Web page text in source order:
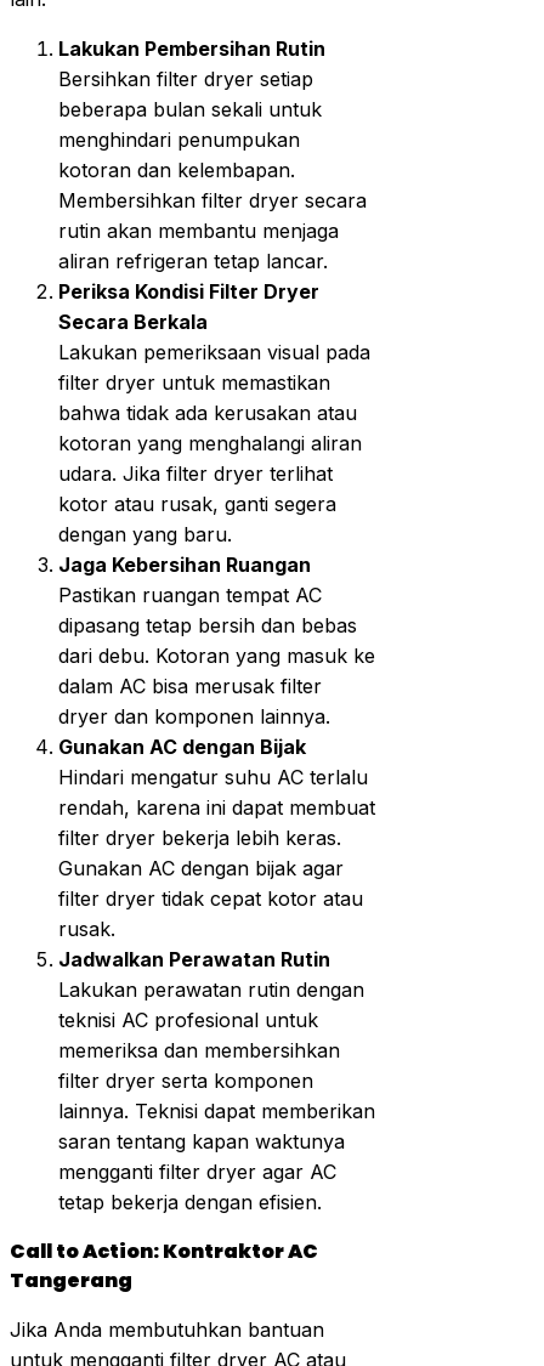
Lakukan Pembersihan Rutin
Bersihkan filter dryer setiap
beberapa bulan sekali untuk
menghindari penumpukan
kotoran dan kelembapan.
Membersihkan filter dryer secara
rutin akan membantu menjaga
aliran refrigeran tetap lancar.
Periksa Kondisi Filter Dryer
Secara Berkala
Lakukan pemeriksaan visual pada
filter dryer untuk memastikan
bahwa tidak ada kerusakan atau
kotoran yang menghalangi aliran
udara. Jika filter dryer terlihat
kotor atau rusak, ganti segera
dengan yang baru.
Jaga Kebersihan Ruangan
Pastikan ruangan tempat AC
dipasang tetap bersih dan bebas
dari debu. Kotoran yang masuk ke
dalam AC bisa merusak filter
dryer dan komponen lainnya.
Gunakan AC dengan Bijak
Hindari mengatur suhu AC terlalu
rendah, karena ini dapat membuat
filter dryer bekerja lebih keras.
Gunakan AC dengan bijak agar
filter dryer tidak cepat kotor atau
rusak.
Jadwalkan Perawatan Rutin
Lakukan perawatan rutin dengan
teknisi AC profesional untuk
memeriksa dan membersihkan
filter dryer serta komponen
lainnya. Teknisi dapat memberikan
saran tentang kapan waktunya
mengganti filter dryer agar AC
tetap bekerja dengan efisien.
Call to Action: Kontraktor AC
Tangerang
Jika Anda membutuhkan bantuan
untuk mengganti filter dryer AC atau